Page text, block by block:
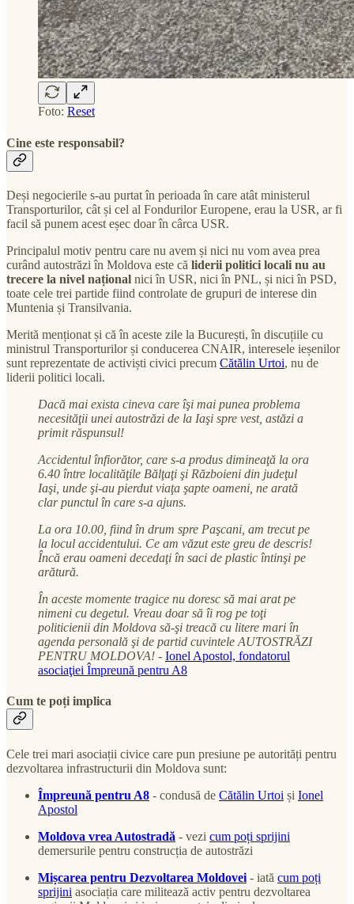
Foto: Reset
Cine este responsabil?
Deși negocierile s-au purtat în perioada în care atât ministerul
Transporturilor, cât și cel al Fondurilor Europene, erau la USR, ar fi
facil să punem acest eșec doar în cârca USR.
Principalul motiv pentru care nu avem și nici nu vom avea prea
curând autostrăzi în Moldova este că liderii politici locali nu au
trecere la nivel național nici în USR, nici în PNL, și nici în PSD,
toate cele trei partide fiind controlate de grupuri de interese din
Muntenia și Transilvania.
Merită menționat și că în aceste zile la București, în discuțiile cu
ministrul Transporturilor și conducerea CNAIR, interesele ieșenilor
sunt reprezentate de activiști civici precum Cătălin Urtoi, nu de
liderii politici locali.
Dacă mai exista cineva care îşi mai punea problema
necesităţii unei autostrăzi de la Iaşi spre vest, astăzi a
primit răspunsul!
Accidentul înfiorător, care s-a produs dimineaţă la ora
6.40 între localităţile Bălţaţi şi Războieni din judeţul
Iaşi, unde şi-au pierdut viaţa şapte oameni, ne arată
clar punctul în care s-a ajuns.
La ora 10.00, fiind în drum spre Paşcani, am trecut pe
la locul accidentului. Ce am văzut este greu de descris!
Încă erau oameni decedaţi în saci de plastic întinşi pe
arătură.
În aceste momente tragice nu doresc să mai arat pe
nimeni cu degetul. Vreau doar să îi rog pe toţi
politicienii din Moldova să-şi treacă cu litere mari în
agenda personală şi de partid cuvintele AUTOSTRĂZI
PENTRU MOLDOVA! - Ionel Apostol, fondatorul
asociaţiei Împreună pentru A8
Cum te poți implica
Cele trei mari asociații civice care pun presiune pe autorități pentru
dezvoltarea infrastructurii din Moldova sunt:
Împreună pentru A8 - condusă de Cătălin Urtoi și Ionel
Apostol
Moldova vrea Autostradă - vezi cum poți sprijini
demersurile pentru construcția de autostrăzi
Mișcarea pentru Dezvoltarea Moldovei - iată cum poți
sprijini asociația care militează activ pentru dezvoltarea